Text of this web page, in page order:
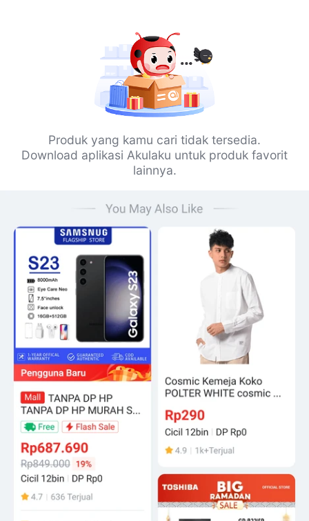
Produk yang kamu cari tidak tersedia.
Download aplikasi Akulaku untuk produk favorit
lainnya.